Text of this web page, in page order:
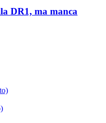
DR1, ma manca